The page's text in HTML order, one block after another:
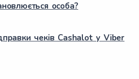
особа?
чеків Cashalot у Viber